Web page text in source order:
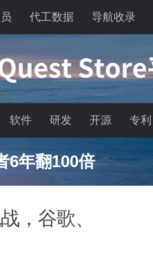
代工数据 导航收录
软件 研发 开源 专利
6年翻100倍
，谷歌、